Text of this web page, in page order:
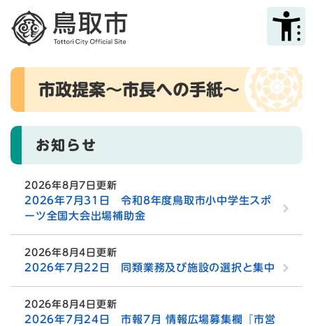
メニューを飛ばして本文へ
本
市政提案～市長への手紙～
お知らせ
2026年8月7日更新
2026年7月31日 令和8年度鳥取市小中学生スポ
ーツ全国大会出場補助金
2026年8月4日更新
2026年7月22日 同類業務及び施設の選択と集中
2026年8月4日更新
2026年7月24日 市報7月 情報広場募集欄『市営